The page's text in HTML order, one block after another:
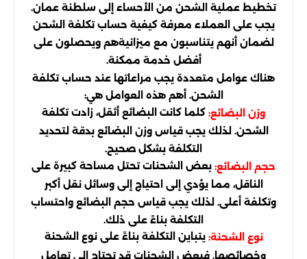
تخطيط عملية الشحن من الأحساء إلى سلطنة عمان.
يجب على العملاء معرفة كيفية حساب تكلفة الشحن
لضمان أنهم يتناسبون مع ميزانيةهم ويحصلون على
أفضل خدمة ممكنة.
هناك عوامل متعددة يجب مراعاتها عند حساب تكلفة
الشحن. أهم هذه العوامل هي:
وزن البضائع: كلما كانت البضائع أثقل، زادت تكلفة
الشحن. لذلك يجب قياس وزن البضائع بدقة لتحديد
التكلفة بشكل صحيح.
حجم البضائع: بعض الشحنات تحتل مساحة كبيرة على
الناقل، مما يؤدي إلى احتياج إلى وسائل نقل أكبر
وتكلفة أعلى. لذلك يجب قياس حجم البضائع واحتساب
التكلفة بناءً على ذلك.
نوع الشحنة: يتباين التكلفة بناءً على نوع الشحنة
وخصائصها. فبعض الشحنات قد تحتاج إلى تعامل